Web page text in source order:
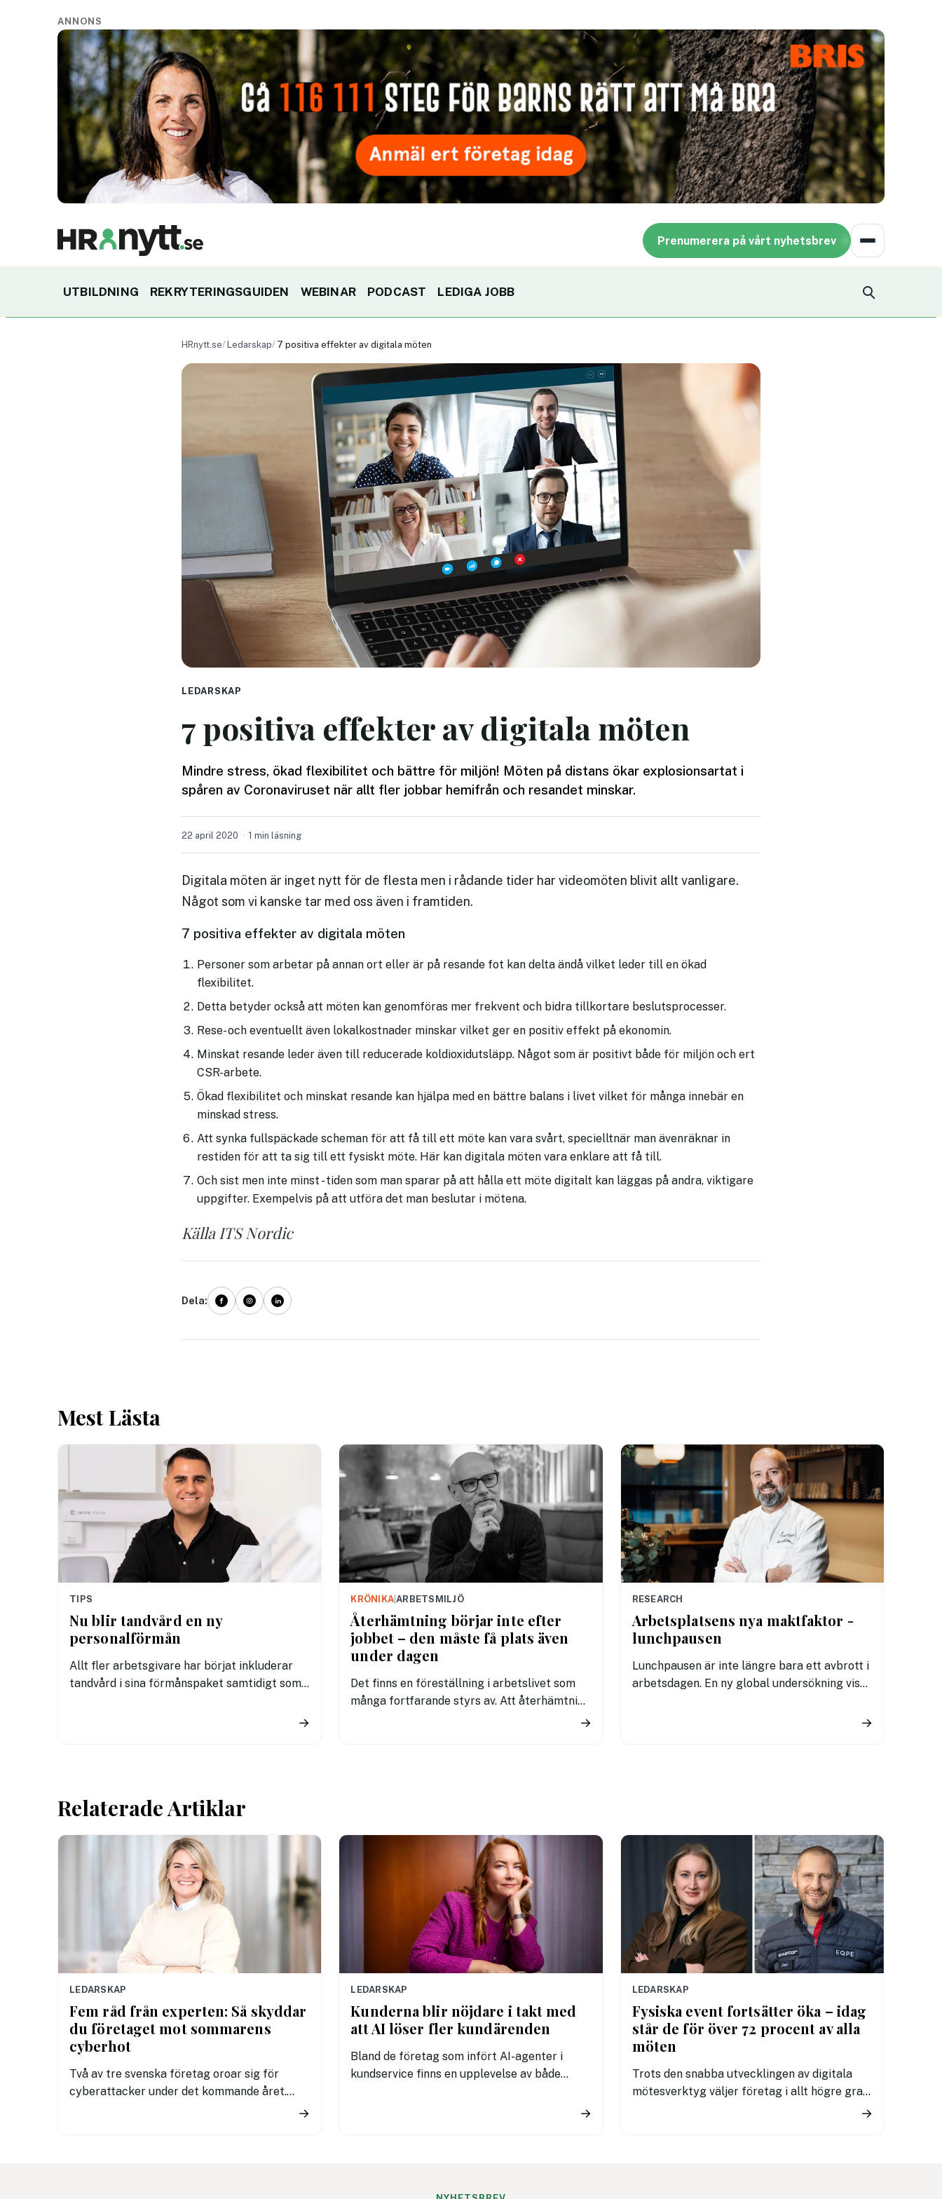
ANNONS
Prenumerera på vårt nyhetsbrev
UTBILDNING REKRYTERINGSGUIDEN WEBINAR PODCAST LEDIGA JOBB
HRnytt.se Ledarskap 7 positiva effekter av digitala möten
LEDARSKAP
7 positiva effekter av digitala möten
Mindre stress, ökad flexibilitet och bättre för miljön! Möten på distans ökar explosionsartat i
spåren av Coronaviruset när allt fler jobbar hemifrån och resandet minskar.
22 april 2020 1 min läsning
Digitala möten är inget nytt för de flesta men i rådande tider har videomöten blivit allt vanligare.
Något som vi kanske tar med oss även i framtiden.
7 positiva effekter av digitala möten
Personer som arbetar på annan ort eller är på resande fot kan delta ändå vilket leder till en ökad
flexibilitet.
Detta betyder också att möten kan genomföras mer frekvent och bidra tillkortare beslutsprocesser.
Rese- och eventuellt även lokalkostnader minskar vilket ger en positiv effekt på ekonomin.
Minskat resande leder även till reducerade koldioxidutsläpp. Något som är positivt både för miljön och ert
CSR-arbete.
Ökad flexibilitet och minskat resande kan hjälpa med en bättre balans i livet vilket för många innebär en
minskad stress.
Att synka fullspäckade scheman för att få till ett möte kan vara svårt, specielltnär man ävenräknar in
restiden för att ta sig till ett fysiskt möte. Här kan digitala möten vara enklare att få till.
Och sist men inte minst - tiden som man sparar på att hålla ett möte digitalt kan läggas på andra, viktigare
uppgifter. Exempelvis på att utföra det man beslutar i mötena.
Källa ITS Nordic
Dela:
Mest Lästa
TIPS
Nu blir tandvård en ny
personalförmån
Allt fler arbetsgivare har börjat inkluderar
tandvård i sina förmånspaket samtidigt som
→
KRÖNIKA |ARBETSMILJÖ
Återhämtning börjar inte efter
jobbet – den måste få plats även
under dagen
Det finns en föreställning i arbetslivet som
många fortfarande styrs av. Att återhämtning
→
RESEARCH
Arbetsplatsens nya maktfaktor -
lunchpausen
Lunchpausen är inte längre bara ett avbrott i
arbetsdagen. En ny global undersökning visar
→
Relaterade Artiklar
LEDARSKAP
Fem råd från experten: Så skyddar
du företaget mot sommarens
cyberhot
Två av tre svenska företag oroar sig för
cyberattacker under det kommande året.
→
LEDARSKAP
Kunderna blir nöjdare i takt med
att AI löser fler kundärenden
Bland de företag som infört AI-agenter i
kundservice finns en upplevelse av både
→
LEDARSKAP
Fysiska event fortsätter öka – idag
står de för över 72 procent av alla
möten
Trots den snabba utvecklingen av digitala
mötesverktyg väljer företag i allt högre grad
→